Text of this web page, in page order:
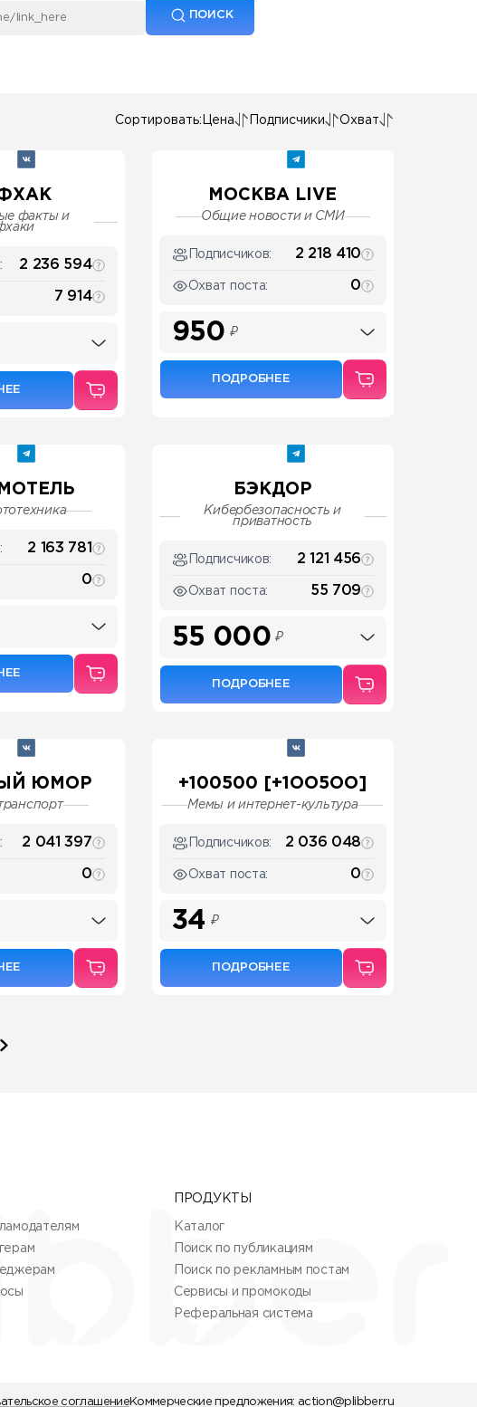
ПОИСК
Сортировать: Цена Подписчики Охват
факты и
2 236 594
7 914
МОСКВА LIVE
Общие новости и СМИ
Подписчиков: 2 218 410
Охват поста: 0
950 ₽
ПОДРОБНЕЕ
2 163 781
0
БЭКДОР
Кибербезопасность и
приватность
Подписчиков: 2 121 456
Охват поста: 55 709
55 000₽
ПОДРОБНЕЕ
ЮМОР
2 041 397
0
+100500 [+1OO5OO]
Мемы и интернет-культура
Подписчиков: 2 036 048
Охват поста: 0
34 ₽
ПОДРОБНЕЕ
ПРОДУКТЫ
Каталог
Поиск по публикациям
Поиск по рекламным постам
Сервисы и промокоды
Реферальная система
соглашениеКоммерческие предложения: action@plibber.ru